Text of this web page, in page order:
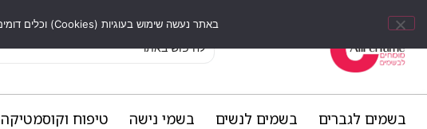
בשמים לגברים בשמים לנשים בשמי נישה
טיפוח וקוסמטיקה
באתר נעשה שימוש בעוגיות (Cookies) וכלים דומים לשיפור חוויית הגלישה, התאמת תוכן אישי וביצוע ניתוחים סטטיסטיים.